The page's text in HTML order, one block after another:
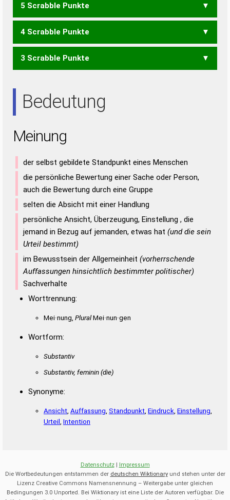
MENU MINE MUNI
5 Scrabble Punkte
EMU EIGN GEIN GIEN
4 Scrabble Punkte
ENG GEI GEN GIN GNU
3 Scrabble Punkte
Bedeutung
Meinung
der selbst gebildete Standpunkt eines Menschen
die persönliche Bewertung einer Sache oder Person,
auch die Bewertung durch eine Gruppe
selten die Absicht mit einer Handlung
persönliche Ansicht, Überzeugung, Einstellung , die
jemand in Bezug auf jemanden, etwas hat (und die sein
Urteil bestimmt)
im Bewusstsein der Allgemeinheit (vorherrschende
Auffassungen hinsichtlich bestimmter politischer)
Sachverhalte
Worttrennung:
Mei·nung, PluralMei·nun·gen
Wortform:
Substantiv
Substantiv, feminin(die)
Synonyme:
Ansicht Auffassung Standpunkt Eindruck Einstellung
Urteil Intention
Datenschutz| Impressum
Die Wortbedeutungen entstammen der deutschen Wiktionaryund stehen unter der
Lizenz Creative Commons Namensnennung – Weitergabe unter gleichen
Bedingungen 3.0 Unported. Bei Wiktionary ist eine Liste der Autoren verfügbar. Die